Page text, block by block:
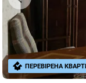
ПЕРЕВІРЕНА